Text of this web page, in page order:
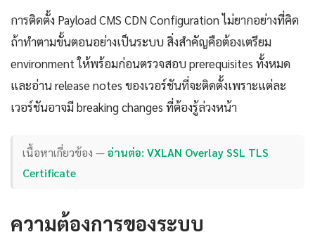
การติดตั้ง Payload CMS CDN Configuration ไม่ยากอย่างที่คิด
ถ้าทำตามขั้นตอนอย่างเป็นระบบ สิ่งสำคัญคือต้องเตรียม
environment ให้พร้อมก่อนตรวจสอบ prerequisites ทั้งหมด
และอ่าน release notes ของเวอร์ชันที่จะติดตั้งเพราะแต่ละ
เวอร์ชันอาจมี breaking changes ที่ต้องรู้ล่วงหน้า
เนื้อหาเกี่ยวข้อง —อ่านต่อ: VXLAN Overlay SSL TLS
Certificate
ความต้องการของระบบ